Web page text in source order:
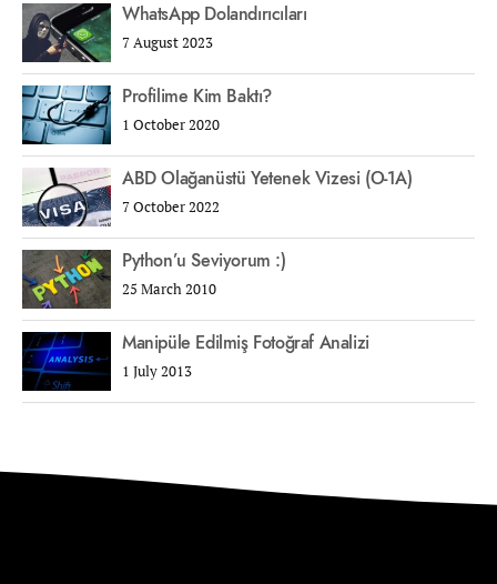
WhatsApp Dolandırıcıları
7 August 2023
Profilime Kim Baktı?
1 October 2020
ABD Olağanüstü Yetenek Vizesi (O-1A)
7 October 2022
Python’u Seviyorum :)
25 March 2010
Manipüle Edilmiş Fotoğraf Analizi
1 July 2013